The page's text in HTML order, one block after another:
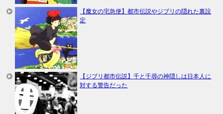
【魔女の宅急便】都市伝説やジブリの隠れた裏設
定
【ジブリ都市伝説】千と千尋の神隠しは日本人に
対する警告だった